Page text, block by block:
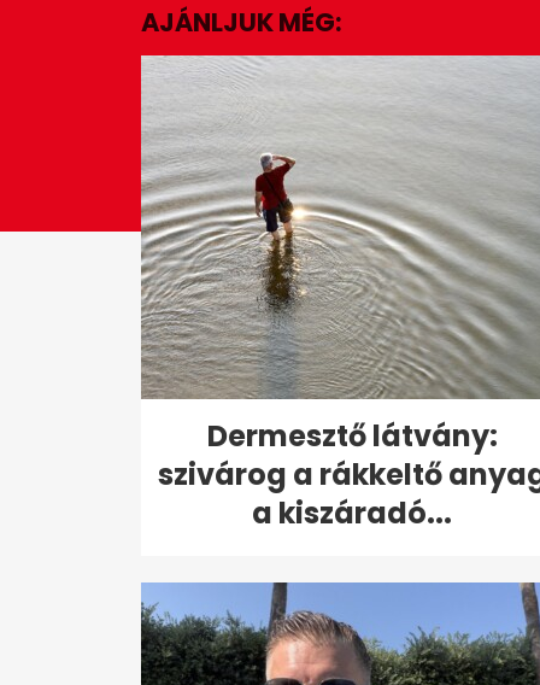
39
secondsVolume
0%
AJÁNLJUK MÉG:
Dermesztő látvány:
szivárog a rákkeltő
a kiszáradó...